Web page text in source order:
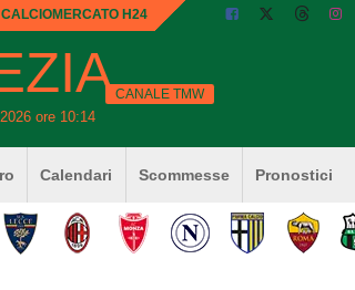
CALCIOMERCATO H24
ore 10:14
CANALE TMW
Calendari Scommesse Pronostici